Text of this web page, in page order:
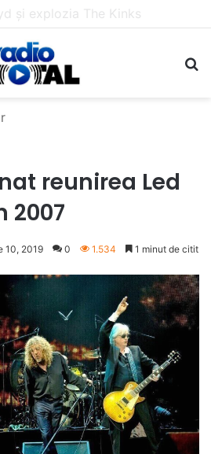
reunirea Led
2007
10, 2019 0 1.534 1 minut de citit